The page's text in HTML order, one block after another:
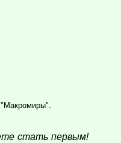
стать первым!